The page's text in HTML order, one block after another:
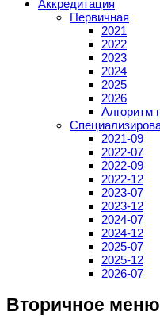
Аккредитация
Первичная
2021
2022
2023
2024
2025
2026
Алгоритм
2021-09
2022-07
2022-09
2022-12
2023-07
2023-12
2024-07
2024-12
2025-07
2025-12
2026-07
Вторичное меню